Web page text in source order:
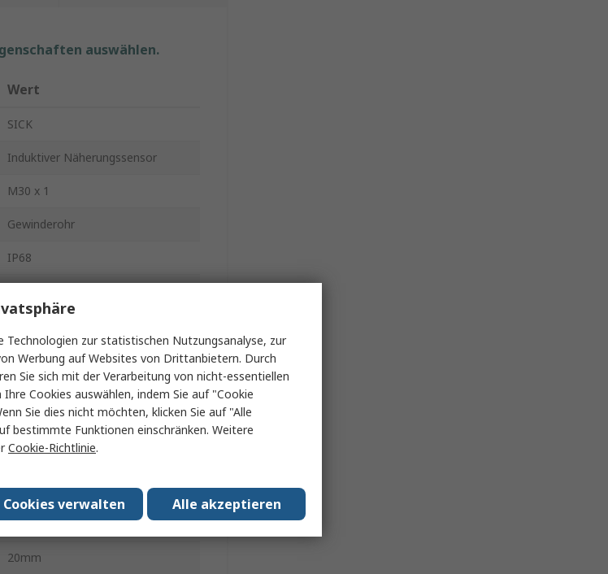
auswählen.
Wert
SICK
Induktiver Näherungssensor
M30 x 1
Gewinderohr
IP68
Bündige Montage
30V
30mm
Messing
30V dc
-25°C
20mm
Technologien zur statistischen Nutzungsanalyse, zur
Werbung auf Websites von Drittanbietern. Durch
Sie sich mit der Verarbeitung von nicht-essentiellen
Cookies auswählen, indem Sie auf "Cookie
Sie dies nicht möchten, klicken Sie auf "Alle
bestimmte Funktionen einschränken. Weitere
Cookie-Richtlinie.
Alle akzeptieren
Cookies verwalten